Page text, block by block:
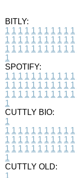
BITLY:
1 1 1 1 1 1 1 1 1 1 1
1 1 1 1 1 1 1 1 1 1 1
1 1 1 1 1 1 1 1 1 1 1
1
SPOTIFY:
1 1 1 1 1 1 1 1 1 1 1
1 1 1 1 1 1 1 1 1 1 1
1 1 1 1 1 1 1 1 1 1 1
1
CUTTLY BIO:
1
1 1 1 1 1 1 1 1 1 1 1
1 1 1 1 1 1 1 1 1 1 1
1 1 1 1 1 1 1 1 1 1 1
1
CUTTLY OLD:
1